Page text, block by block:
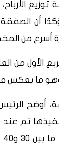
توزيع
2030، مؤكدًا
أسرع من
ما يعكس
أوضح الرئيس
تنفيذها تم